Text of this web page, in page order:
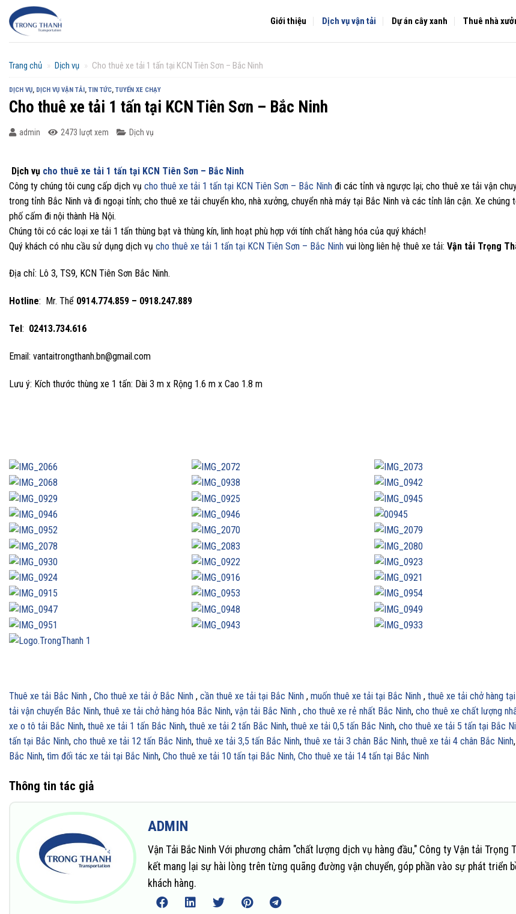
Chuyển
đến
Giới thiệu Dịch vụ vận tải Dự án cây xanh Thuê nhà
Trang chủ » Dịch vụ » Cho thuê xe tải 1 tấn tại KCN Tiên Sơn – Bắc Ninh
DỊCH VỤ, DỊCH VỤ VẬN TẢI, TIN TỨC, TUYẾN XE CHẠY
Cho thuê xe tải 1 tấn tại KCN Tiên Sơn – Bắc Ninh
admin 2473 lượt xem Dịch vụ
Dịch vụ cho thuê xe tải 1 tấn tại KCN Tiên Sơn – Bắc Ninh
Công ty chúng tôi cung cấp dịch vụ cho thuê xe tải 1 tấn tại KCN Tiên Sơn – Bắc Ninh đi các tỉnh và ngược lại; cho thuê xe tải vận
trong tỉnh Bắc Ninh và đi ngoại tỉnh; cho thuê xe tải chuyển kho, nhà xưởng, chuyển nhà máy tại Bắc Ninh và các tỉnh lân cận. Xe chúng
phố cấm đi nội thành Hà Nội.
Chúng tôi có các loại xe tải 1 tấn thùng bạt và thùng kín, linh hoạt phù hợp với tính chất hàng hóa của quý khách!
Quý khách có nhu cầu sử dụng dịch vụ cho thuê xe tải 1 tấn tại KCN Tiên Sơn – Bắc Ninh vui lòng liên hệ thuê xe tải: Vận tải Trọng
Địa chỉ: Lô 3, TS9, KCN Tiên Sơn Bắc Ninh.
Hotline: Mr. Thể 0914.774.859 – 0918.247.889
Tel: 02413.734.616
Email: vantaitrongthanh.bn@gmail.com
Lưu ý: Kích thước thùng xe 1 tấn: Dài 3 m x Rộng 1.6 m x Cao 1.8 m
Thuê xe tải Bắc Ninh , Cho thuê xe tải ở Bắc Ninh , cần thuê xe tải tại Bắc Ninh , muốn thuê xe tải tại Bắc Ninh , thuê xe tải chở hàng
tải vận chuyển Bắc Ninh, thuê xe tải chở hàng hóa Bắc Ninh, vận tải Bắc Ninh , cho thuê xe rẻ nhất Bắc Ninh, cho thuê xe chất lượng
xe o tô tải Bắc Ninh, thuê xe tải 1 tấn Bắc Ninh, thuê xe tải 2 tấn Bắc Ninh, thuê xe tải 0,5 tấn Bắc Ninh, cho thuê xe tải 5 tấn tại Bắc
tấn tại Bắc Ninh, cho thuê xe tải 12 tấn Bắc Ninh, thuê xe tải 3,5 tấn Bắc Ninh, thuê xe tải 3 chân Bắc Ninh, thuê xe tải 4 chân Bắc Ninh,
Bắc Ninh, tìm đối tác xe tải tại Bắc Ninh, Cho thuê xe tải 10 tấn tại Bắc Ninh, Cho thuê xe tải 14 tấn tại Bắc Ninh
Thông tin tác giả
ADMIN
Vận Tải Bắc Ninh Với phương châm "chất lượng dịch vụ hàng đầu," Công ty Vận tải Trọng
kết mang lại sự hài lòng trên từng quãng đường vận chuyển, góp phần vào sự phát triển
khách hàng.